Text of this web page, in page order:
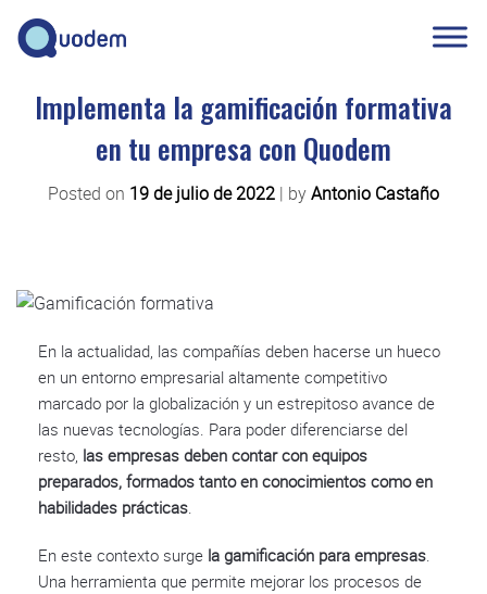
Implementa la gamificación formativa
en tu empresa con Quodem
Posted on 19 de julio de 2022 | byAntonio Castaño
En la actualidad, las compañías deben hacerse un hueco
en un entorno empresarial altamente competitivo
marcado por la globalización y un estrepitoso avance de
las nuevas tecnologías. Para poder diferenciarse del
resto, las empresas deben contar con equipos
preparados, formados tanto en conocimientos como en
habilidades prácticas
En este contexto surge la gamificación para empresas
Una herramienta que permite mejorar los procesos de